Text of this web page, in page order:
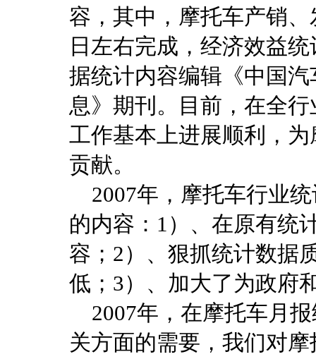
容，其中，摩托车产销
日左右完成，经济效益
据统计内容编辑《中国
息》期刊。目前，在全
工作基本上进展顺利，
贡献。
2007年，摩托车行业
的内容：1）、在原有统
容；2）、狠抓统计数据
低；3）、加大了为政府
2007年，在摩托车月
关方面的需要，我们对